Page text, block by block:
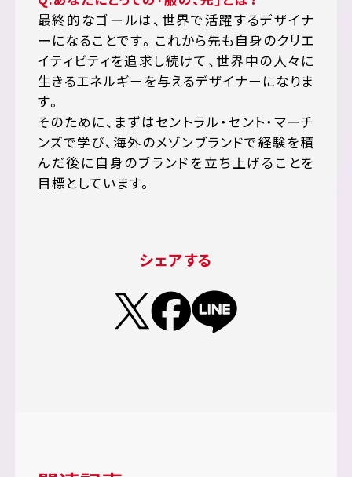
最終的なゴールは、世界で活躍するデザイナ
ーになることです。これから先も自身のクリエ
イティビティを追求し続けて、世界中の人々に
生きるエネルギーを与えるデザイナーになりま
す。
そのために、まずはセントラル・セント・マーチ
ンズで学び、海外のメゾンブランドで経験を積
んだ後に自身のブランドを立ち上げることを
目標としています。
シェアする